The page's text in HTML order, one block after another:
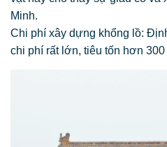
Minh.
Chi phí xây dựng khổng lồ:
chi phí rất lớn, tiêu tốn hơn 300